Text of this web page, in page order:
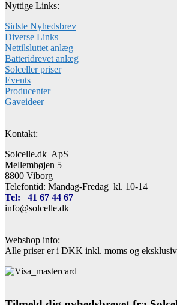
Nyttige Links:
Sidste Nyhedsbrev
Diverse Links
Nettilsluttet anlæg
Batteridrevet anlæg
Solceller priser
Events
Producenter
Gaveideer
Kontakt:
Solcelle.dk ApS
Mellemhøjen 5
8800 Viborg
Telefontid: Mandag-Fredag kl. 10-14
Tel: 41 67 44 67
info@solcelle.dk
Webshop info:
Alle priser er i DKK inkl. moms og